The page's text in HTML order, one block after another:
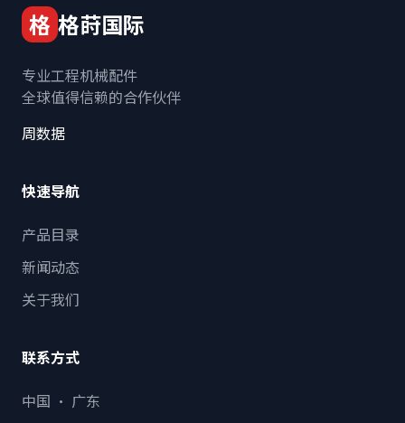
格 格莳国际
专业工程机械配件
全球值得信赖的合作伙伴
周数据
快速导航
产品目录
新闻动态
关于我们
联系方式
中国 · 广东